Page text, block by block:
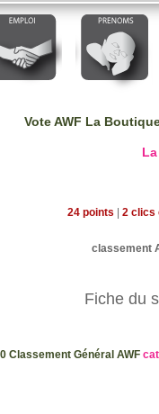
Vote AWF La
24 points 2 clics
classement
Fiche du
Classement Général AWF